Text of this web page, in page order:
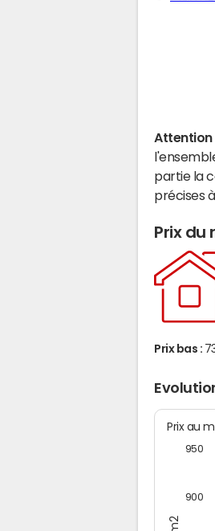
Attention
partie la
précises
Prix du
Prix bas :
900
950